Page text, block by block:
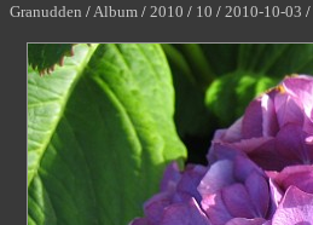
Granudden /Album / 2010 / 10 / 2010-10-03 /